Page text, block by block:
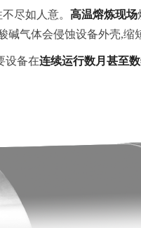
尽如人意。 高温熔炼现场
碱气体会侵蚀设备外壳,缩
设备在连续运行数月甚至